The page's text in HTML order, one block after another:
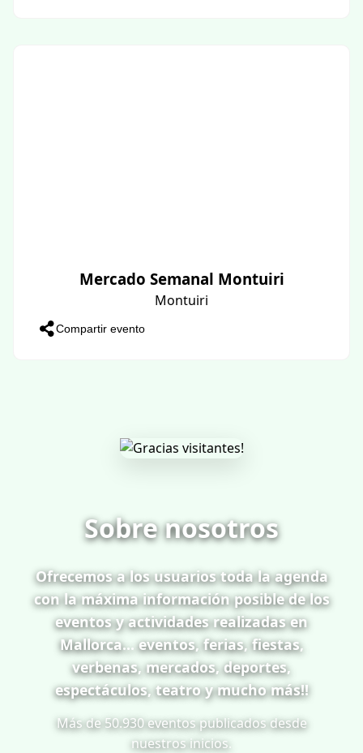
Mercado Semanal Montuiri
Montuiri
Compartir evento
Sobre nosotros
Ofrecemos a los usuarios toda la agenda
con la máxima información posible de los
eventos y actividades realizadas en
Mallorca... eventos, ferias, fiestas,
verbenas, mercados, deportes,
espectáculos, teatro y mucho más!!
Más de 50.930 eventos publicados desde
nuestros inicios.